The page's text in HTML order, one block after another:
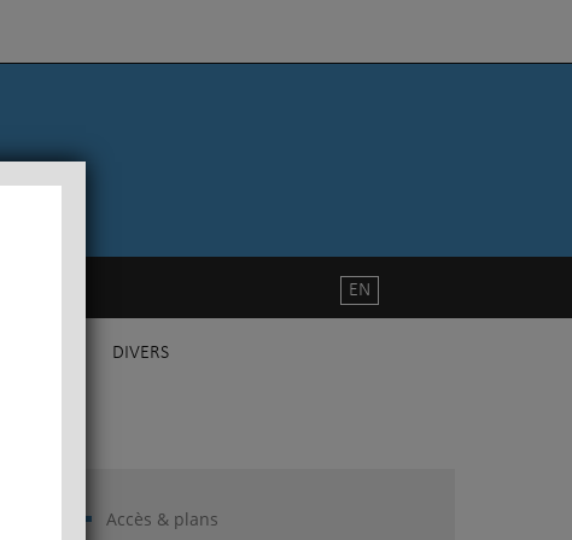
DIVERS
EN
Accès & plans